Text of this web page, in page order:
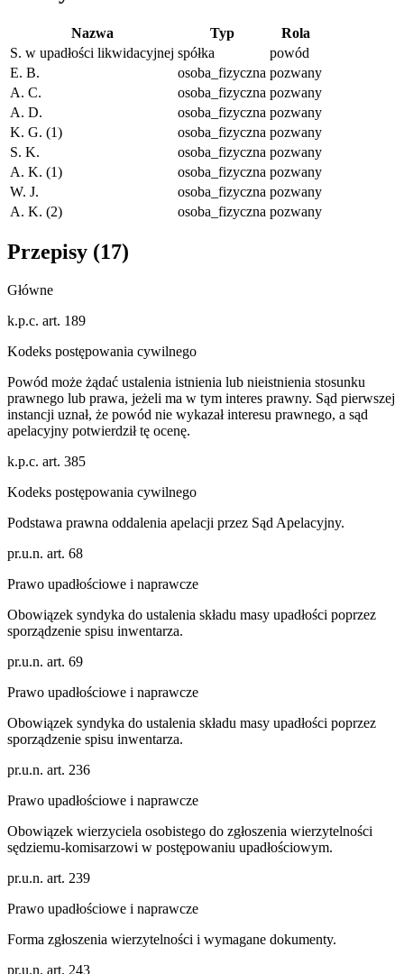
Nazwa Typ
Rola
S. w upadłości likwidacyjnej spółka
powód
E. B.
osoba_fizyczna pozwany
A. C.
osoba_fizyczna pozwany
A. D.
osoba_fizyczna pozwany
K. G. (1)
osoba_fizyczna pozwany
S. K.
osoba_fizyczna pozwany
A. K. (1)
osoba_fizyczna pozwany
W. J.
osoba_fizyczna pozwany
A. K. (2)
osoba_fizyczna pozwany
Przepisy (17)
Główne
k.p.c. art. 189
Kodeks postępowania cywilnego
Powód może żądać ustalenia istnienia lub nieistnienia stosunku
prawnego lub prawa, jeżeli ma w tym interes prawny. Sąd pierwszej
instancji uznał, że powód nie wykazał interesu prawnego, a sąd
apelacyjny potwierdził tę ocenę.
k.p.c. art. 385
Kodeks postępowania cywilnego
Podstawa prawna oddalenia apelacji przez Sąd Apelacyjny.
pr.u.n. art. 68
Prawo upadłościowe i naprawcze
Obowiązek syndyka do ustalenia składu masy upadłości poprzez
sporządzenie spisu inwentarza.
pr.u.n. art. 69
Prawo upadłościowe i naprawcze
Obowiązek syndyka do ustalenia składu masy upadłości poprzez
sporządzenie spisu inwentarza.
pr.u.n. art. 236
Prawo upadłościowe i naprawcze
Obowiązek wierzyciela osobistego do zgłoszenia wierzytelności
sędziemu-komisarzowi w postępowaniu upadłościowym.
pr.u.n. art. 239
Prawo upadłościowe i naprawcze
Forma zgłoszenia wierzytelności i wymagane dokumenty.
pr.u.n. art. 243